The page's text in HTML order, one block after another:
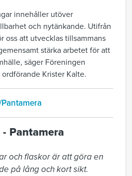
innehåller utöver
och nytänkande. Utifrån
oss att utvecklas tillsammans
stärka arbetet för att
säger Föreningen
Krister Kalte.
Pantamera
och flaskor är att göra en
på lång och kort sikt.